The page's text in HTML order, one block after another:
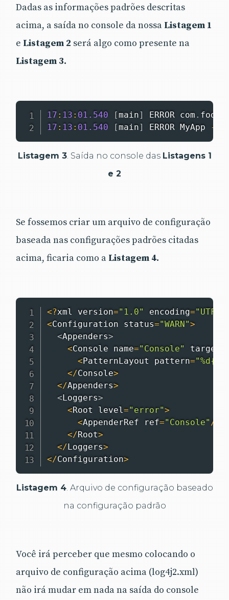
Dadas as informações padrões descritas
acima, a saída no console da nossa Listagem 1
e Listagem 2 será algo como presente na
Listagem 3.
17 : 13 : 01.540 [main] ERROR com . foo
17 : 13 : 01.540 [main] ERROR MyApp -
Listagem 3. Saída no console das Listagens 1
e 2
Se fossemos criar um arquivo de configuração
baseada nas configurações padrões citadas
acima, ficaria como a Listagem 4.
<?xml version="1.0" encoding="UTF-
<Configuration status="WARN">
<Appenders>
<Console name="Console" target
<PatternLayout pattern=
</Console>
</Appenders>
<Loggers>
<Root level="error">
<AppenderRef ref="Console" /
</Root>
</Loggers>
</Configuration>
Listagem 4. Arquivo de configuração baseado
na configuração padrão
Você irá perceber que mesmo colocando o
arquivo de configuração acima (log4j2.xml)
não irá mudar em nada na saída do console